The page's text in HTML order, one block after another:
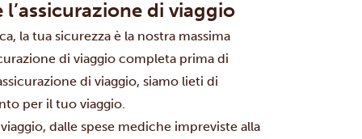
di viaggio
la tua sicurezza è la nostra massima
di viaggio completa prima di
di viaggio, siamo lieti di
per il tuo viaggio.
dalle spese mediche impreviste alla